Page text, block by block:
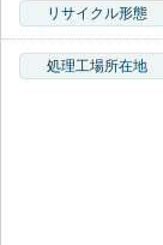
リサイクル形態
処理工場所在地